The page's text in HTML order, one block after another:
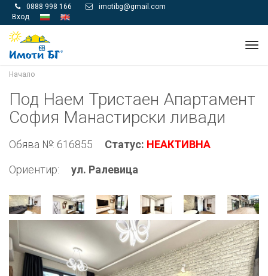
 0888 998 166 
imotibg@gmail.com
Вход
Начало
Под Наем Тристаен Апартамент
София Манастирски ливади
Обява №: 616855 Статус: НЕАКТИВНА
Ориентир:
ул. Ралевица